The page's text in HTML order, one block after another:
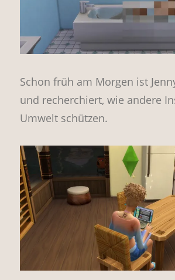
Schon früh am Morgen ist
und recherchiert, wie andere
Umwelt schützen.